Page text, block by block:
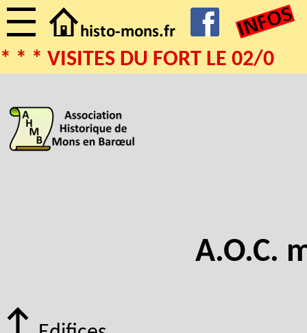
* * * VISITES DU FORT LE 02/08/
A.O.C.